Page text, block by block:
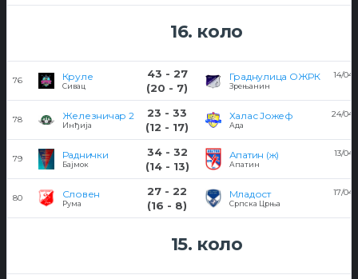
16. коло
76 Круле
Сивац
43 - 27
(20 - 7)
Граднулица ОЖРК
Зрењанин
14/04/
78 Железничар 2
Инђија
23 - 33
(12 - 17)
Халас Јожеф
Ада
24/04/
79 Раднички
Бајмок
34 - 32
(14 - 13)
Апатин (ж)
Апатин
13/
80 Словен
Рума
27 - 22
(16 - 8)
Младост
Српска Црња
17/04/
15. коло